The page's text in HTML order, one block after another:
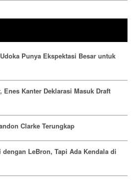
Punya Ekspektasi Besar untuk
Enes Kanter Deklarasi Masuk Draft
Clarke Terungkap
LeBron, Tapi Ada Kendala di